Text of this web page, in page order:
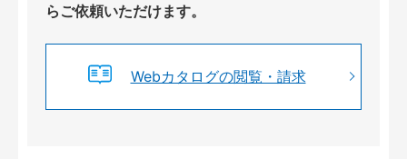
らご依頼いただけます。
Webカタログの閲覧・請求